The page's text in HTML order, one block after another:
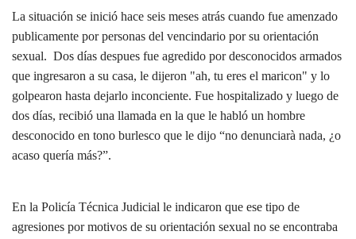
La situación se inició hace seis meses atrás cuando fue amenzado
publicamente por personas del vencindario por su orientación
sexual. Dos días despues fue agredido por desconocidos armados
que ingresaron a su casa, le dijeron "ah, tu eres el maricon" y lo
golpearon hasta dejarlo inconciente. Fue hospitalizado y luego de
dos días, recibió una llamada en la que le habló un hombre
desconocido en tono burlesco que le dijo “no denunciarà nada, ¿o
acaso quería más?”.
En la Policía Técnica Judicial le indicaron que ese tipo de
agresiones por motivos de su orientación sexual no se encontraba